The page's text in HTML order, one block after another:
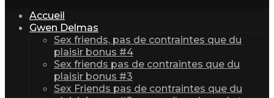
Accueil
Gwen Delmas
Sex friends, pas de contraintes que du
plaisir bonus #4
Sex friends pas de contraintes que du
plaisir bonus #3
Sex Friends pas de contraintes que du